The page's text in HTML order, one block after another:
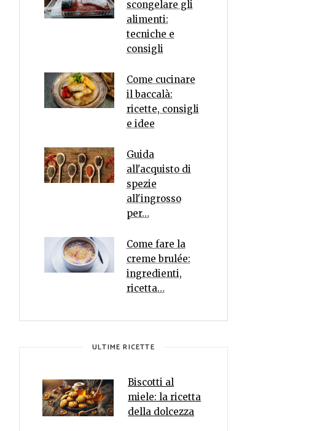
scongelare gli
alimenti:
tecniche e
consigli
Come cucinare
il baccalà:
ricette, consigli
e idee
Guida
all'acquisto di
spezie
all'ingrosso
per…
Come fare la
creme brulée:
ingredienti,
ricetta…
ULTIME RICETTE
Biscotti al
miele: la ricetta
della dolcezza